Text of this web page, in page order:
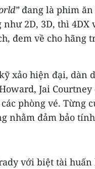
đang là phim ăn
2D, 3D, thì 4DX
đem về cho hãng
xảo hiện đại, dàn
Jai
phòng vé. Từng
nhằm đảm bảo
với biệt tài